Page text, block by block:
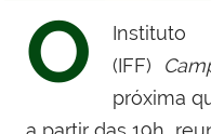
O
(IFF)
próxima